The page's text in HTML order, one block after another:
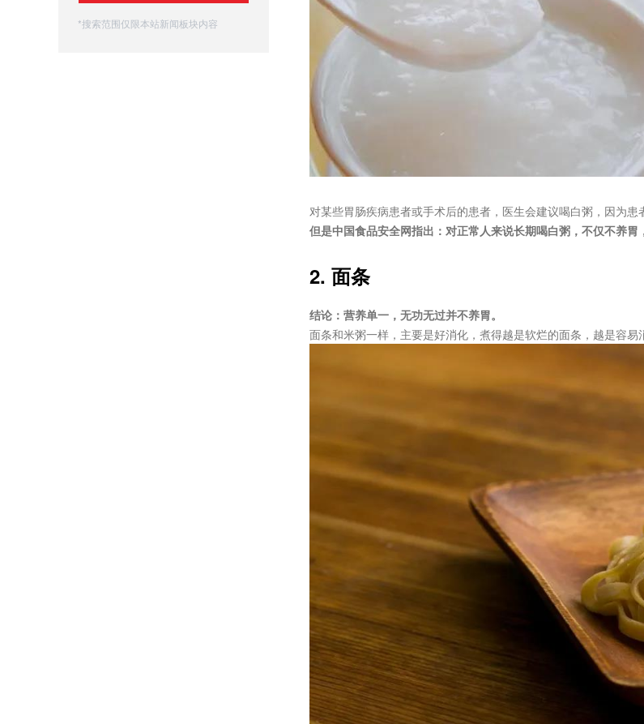
*搜索范围仅限本站新闻板块内容
对某些胃肠疾病患者或手术后的患者，医生会建议喝白粥，因为患
但是中国食品安全网指出：对正常人来说长期喝白粥，不仅不养胃
2. 面条
结论：营养单一，无功无过并不养胃。
面条和米粥一样，主要是好消化，煮得越是软烂的面条，越是容易